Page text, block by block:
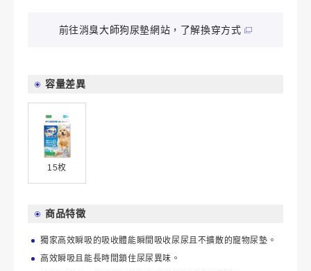
前往消臭大師狗尿墊網站，了解換穿方式
容量差異
15枚
商品特徵
獨家高效瞬吸的吸收體能瞬間吸收尿尿且不擴散的寵物尿墊。
高效瞬吸且能長時間鎖住尿尿異味。